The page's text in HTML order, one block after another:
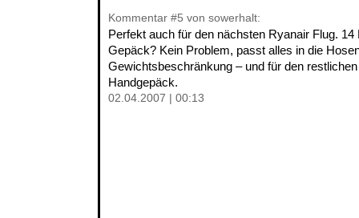
Kommentar #5 von sowerhalt:
Perfekt auch für den nächsten Ryanair Flug.
Gepäck? Kein Problem, passt alles in die
Gewichtsbeschränkung – und für den
Handgepäck.
02.04.2007 | 00:13